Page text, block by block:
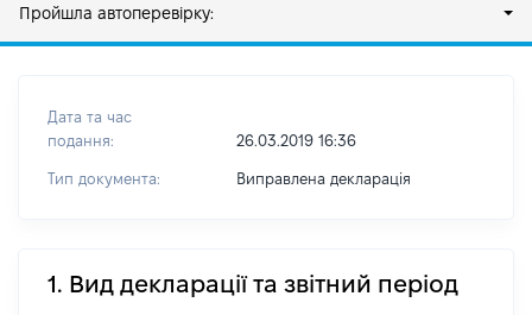
Пройшла автоперевірку:
Дата та час
подання:
26.03.2019 16:36
Тип документа: Виправлена декларація
1. Вид декларації та звітний період